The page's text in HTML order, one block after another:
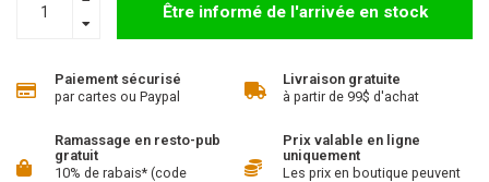
Être informé de l'arrivée en stock
Paiement sécurisé
par cartes ou Paypal
Livraison gratuite
à partir de 99$ d'achat
Ramassage en resto-pub
gratuit
10% de rabais* (code
Prix valable en ligne
uniquement
Les prix en boutique peuvent